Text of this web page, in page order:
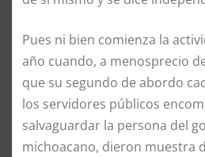
Pues ni bien comienza la
año cuando, a menosprecio
que su segundo de abordo
los servidores públicos
salvaguardar la persona del
michoacano, dieron muestra